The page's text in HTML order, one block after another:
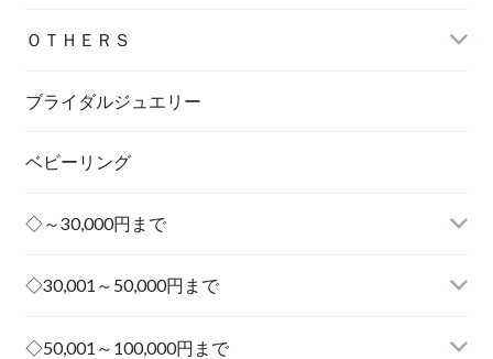
ＯＴＨＥＲＳ
ブライダルジュエリー
ベビーリング
◇～30,000円まで
その他
◇30,001～50,000円まで
◇50,001～100,000円まで